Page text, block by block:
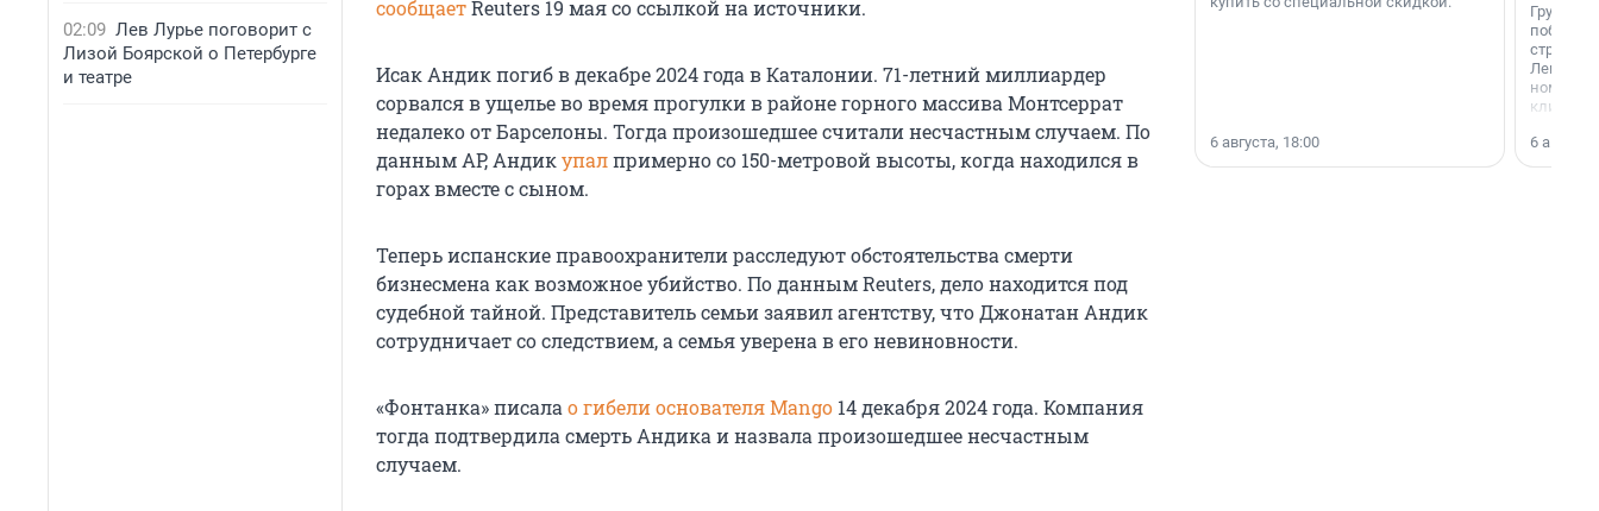
02:09 Лев Лурье поговорит с
Лизой Боярской о Петербурге
и театре
сообщаетReuters 19 маясо ссылкой на источники.
Исак Андик погиб в декабре 2024 года в Каталонии. 71-летниймиллиардер
сорвался в ущелье во время прогулки в районе горного массива Монтсеррат
недалеко от Барселоны. Тогда произошедшее считали несчастным случаем. По
данным AP, Андикупалпримерно со 150-метровойвысоты, когда находился в
горах вместе с сыном.
Теперь испанские правоохранители расследуют обстоятельства смерти
бизнесмена как возможное убийство. По данным Reuters, дело находится под
судебной тайной. Представитель семьи заявил агентству, что Джонатан Андик
сотрудничает со следствием, а семья уверена в его невиновности.
«Фонтанка» писала о гибели основателя Mango 14 декабря 2024 года. Компания
тогда подтвердила смерть Андика и назвала произошедшее несчастным
случаем.
6 августа, 18:00
Группа
области».
6